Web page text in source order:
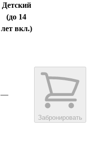
Детский
(до 14
лет вкл.)
—
Забронировать